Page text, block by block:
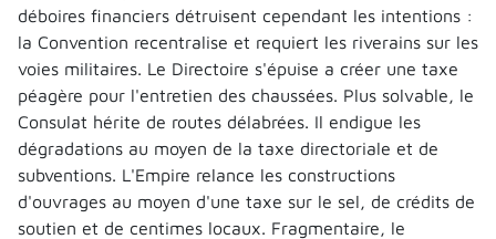
déboires financiers détruisent cependant les intentions :
la Convention recentralise et requiert les riverains sur les
voies militaires. Le Directoire s'épuise a créer une taxe
péagère pour l'entretien des chaussées. Plus solvable, le
Consulat hérite de routes délabrées. Il endigue les
dégradations au moyen de la taxe directoriale et de
subventions. L'Empire relance les constructions
d'ouvrages au moyen d'une taxe sur le sel, de crédits de
soutien et de centimes locaux. Fragmentaire, le